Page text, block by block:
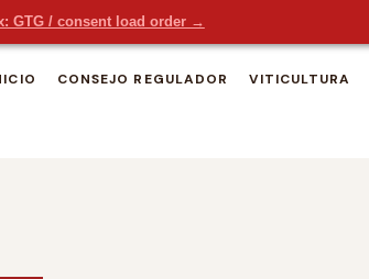
GTG / consent load order →
CONSEJO REGULADOR VITICULTURA